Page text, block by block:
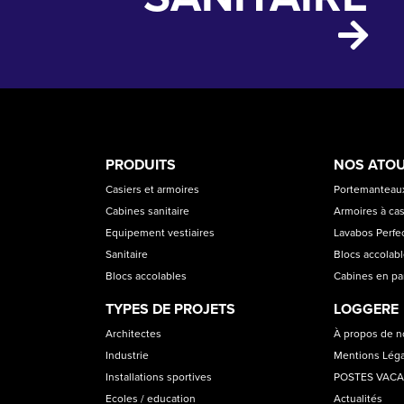
PRODUCT
CATEGORIES
PRODUITS
Casiers et armoires
Cabines sanitaire
Equipement vestiaires
Sanitaire
Blocs accolables
TYPES DE PROJETS
Architectes
Industrie
Installations sportives
Ecoles / education
NOS
Armoires à
Lavabos
Blocs
Cabines en
LOGGERE
À propos de
Mentions
POSTES
Actualités